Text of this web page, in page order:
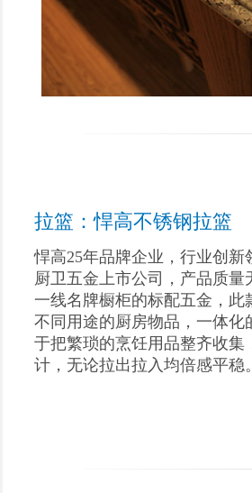
拉篮：悍高不锈钢拉篮
悍高25年品牌企业，行业创新
厨卫五金上市公司，产品质量
一线名牌橱柜的标配五金，此
不同用途的厨房物品，一体化
于把繁琐的烹饪用品整齐收集
计，无论拉出拉入均倍感平稳。